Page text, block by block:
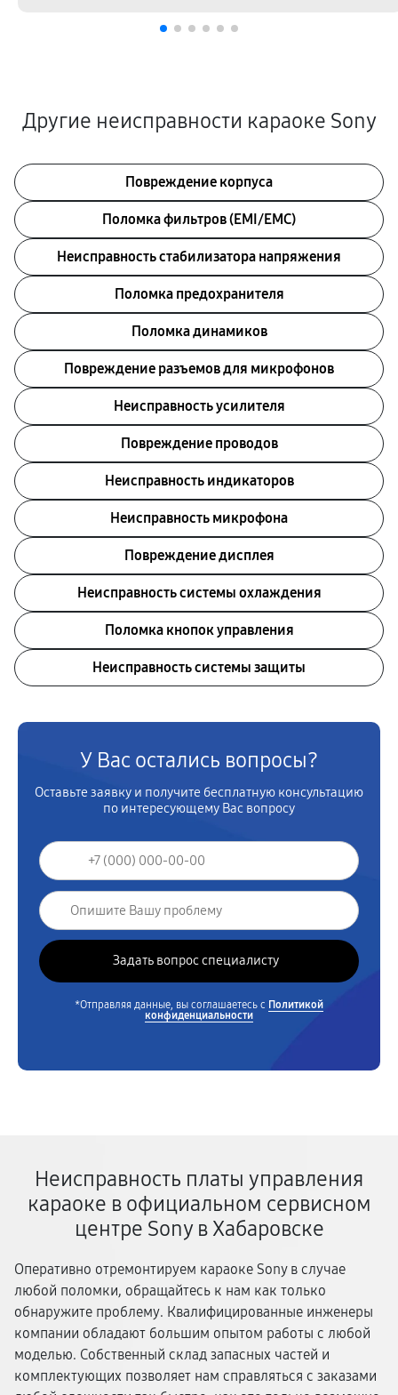
Другие неисправности караоке Sony
Повреждение корпуса
Поломка фильтров (EMI/EMC)
Неисправность стабилизатора напряжения
Поломка предохранителя
Поломка динамиков
Повреждение разъемов для микрофонов
Неисправность усилителя
Повреждение проводов
Неисправность индикаторов
Неисправность микрофона
Повреждение дисплея
Неисправность системы охлаждения
Поломка кнопок управления
Неисправность системы защиты
У Вас остались вопросы?
Оставьте заявку и получите бесплатную консультацию
по интересующему Вас вопросу
*Отправляя данные, вы соглашаетесь с Политикой
конфиденциальности
Неисправность платы управления
караоке в официальном сервисном
центре Sony в Хабаровске
Оперативно отремонтируем караоке Sony в случае
любой поломки, обращайтесь к нам как только
обнаружите проблему. Квалифицированные инженеры
компании обладают большим опытом работы с любой
моделью. Собственный склад запасных частей и
комплектующих позволяет нам справляться с заказами